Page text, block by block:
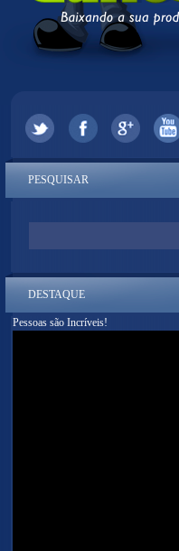
PESQUISAR
DESTAQUE
Pessoas são Incríveis!